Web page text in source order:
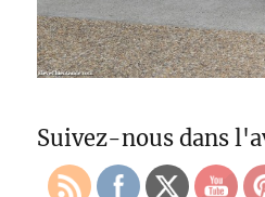
Suivez-nous dans